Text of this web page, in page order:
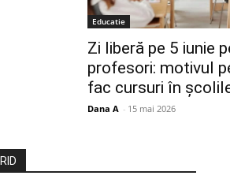
Educatie
Zi liberă pe 5 iunie
profesori: motivul
fac cursuri în
Dana A - 15 mai 2026